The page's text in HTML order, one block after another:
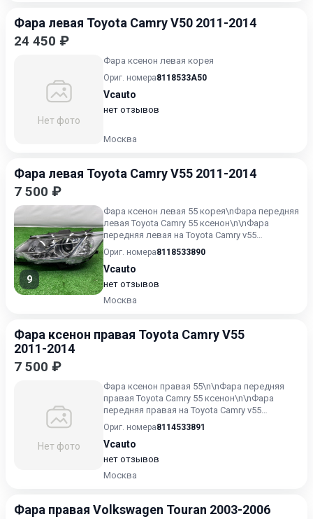
Фара левая Toyota Camry V50 2011-2014
24 450 ₽
Нет фото
Фара ксенон левая корея
Ориг. номера8118533A50
Vcauto
нет отзывов
Москва
Фара левая Toyota Camry V55 2011-2014
7 500 ₽
9
Фара ксенон левая 55 корея\nФара передняя
левая Toyota Camry 55 ксенон\n\nФара
передняя левая на Toyota Camry v55
ксенон\n\nФара передняя ле...
Ориг. номера8118533890
Vcauto
нет отзывов
Москва
Фара ксенон правая Toyota Camry V55
2011-2014
7 500 ₽
Нет фото
Фара ксенон правая 55\n\nФара передняя
правая Toyota Camry 55 ксенон\n\nФара
передняя правая на Toyota Camry v55
ксенон\n\nФара передняя пра...
Ориг. номера8114533891
Vcauto
нет отзывов
Москва
Фара правая Volkswagen Touran 2003-2006